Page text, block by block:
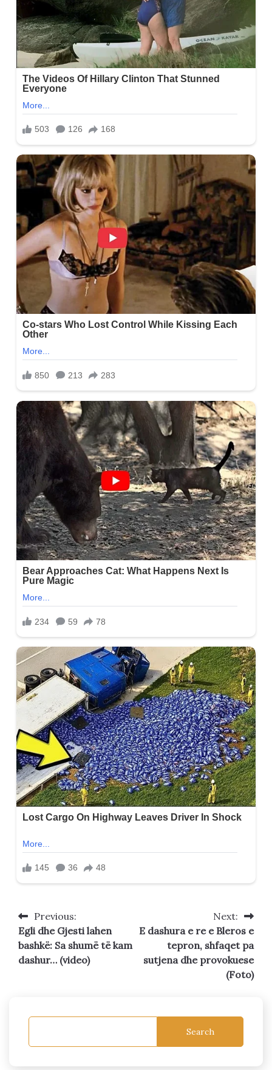
Post
navigation
Previous:
Egli dhe Gjesti lahen
bashkë: Sa shumë të kam
dashur… (video)
Next:
E dashura e re e Bleros e
tepron, shfaqet pa
sutjena dhe provokuese
(Foto)
Search